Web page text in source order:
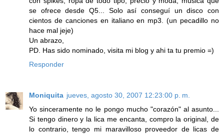
se ofrece desde Q5... Solo así conseguí un disco con
cientos de canciones en italiano en mp3. (un pecadillo no
hace mal jeje)
Un abrazo,
PD. Has sido nominado, visita mi blog y ahi ta tu premio =)
Responder
Moniquita jueves, agosto 30, 2007 12:23:00 p. m.
Yo sinceramente no le pongo mucho "corazón" al asunto...
Si tengo dinero y la lica me encanta, compro la original, de
lo contrario, tengo mi maravilloso proveedor de licas de